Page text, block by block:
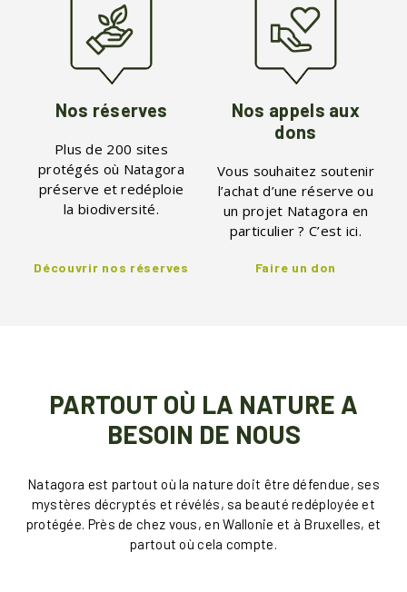
Nos réserves
Plus de 200 sites
protégés où Natagora
préserve et redéploie
la biodiversité.
Découvrir nos réserves
Nos appels aux
dons
Vous souhaitez soutenir
l’achat d’une réserve ou
un projet Natagora en
particulier ? C’est ici.
Faire un don
PARTOUT OÙ LA NATURE A
BESOIN DE NOUS
Natagora est partout où la nature doit être défendue, ses
mystères décryptés et révélés, sa beauté redéployée et
protégée. Près de chez vous, en Wallonie et à Bruxelles, et
partout où cela compte.